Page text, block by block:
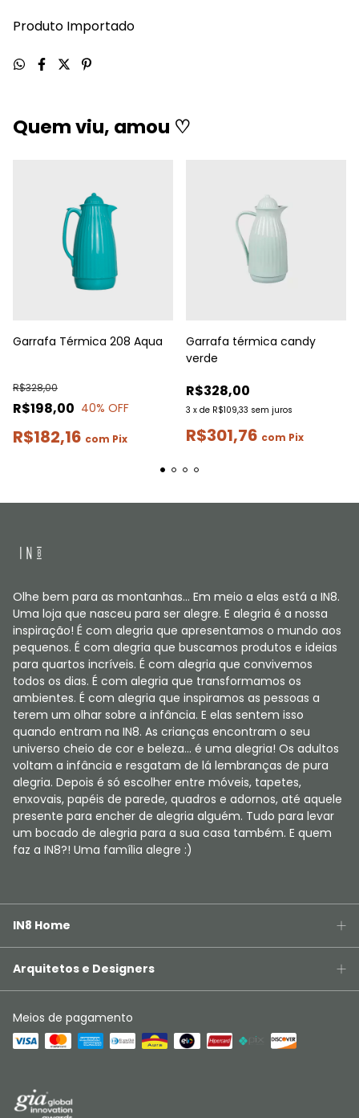
Produto Importado
Quem viu, amou ♡
Garrafa Térmica 208 Aqua
R$198,00
R$328,00
40% OFF
R$182,16 com Pix
Garrafa térmica candy
verde
R$328,00
3 x de R$109,33 sem juros
R$301,76 com Pix
Olhe bem para as montanhas... Em meio a elas está a IN8.
Uma loja que nasceu para ser alegre. E alegria é a nossa
inspiração! É com alegria que apresentamos o mundo aos
pequenos. É com alegria que buscamos produtos e ideias
para quartos incríveis. É com alegria que convivemos
todos os dias. É com alegria que transformamos os
ambientes. É com alegria que inspiramos as pessoas a
terem um olhar sobre a infância. E elas sentem isso
quando entram na IN8. As crianças encontram o seu
universo cheio de cor e beleza... é uma alegria! Os adultos
voltam a infância e resgatam de lá lembranças de pura
alegria. Depois é só escolher entre móveis, tapetes,
enxovais, papéis de parede, quadros e adornos, até aquele
presente para encher de alegria alguém. Tudo para levar
um bocado de alegria para a sua casa também. E quem
faz a IN8?! Uma família alegre :)
IN8 Home
Arquitetos e Designers
Meios de pagamento